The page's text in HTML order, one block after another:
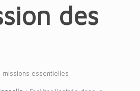
des
missions essentielles :